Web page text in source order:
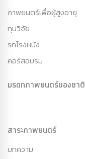
ภาพยนตร์เพื่อผู้สูงอายุ
ทุนวิจัย
รถโรงหนัง
คอร์สอบรม
มรดกภาพยนตร์ของชาติ
สาระภาพยนตร์
บทความ